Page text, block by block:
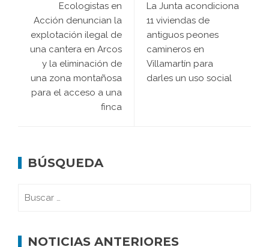
Ecologistas en
Acción denuncian la
explotación ilegal de
una cantera en Arcos
y la eliminación de
una zona montañosa
para el acceso a una
finca
La Junta acondiciona
11 viviendas de
antiguos peones
camineros en
Villamartín para
darles un uso social
BÚSQUEDA
NOTICIAS ANTERIORES